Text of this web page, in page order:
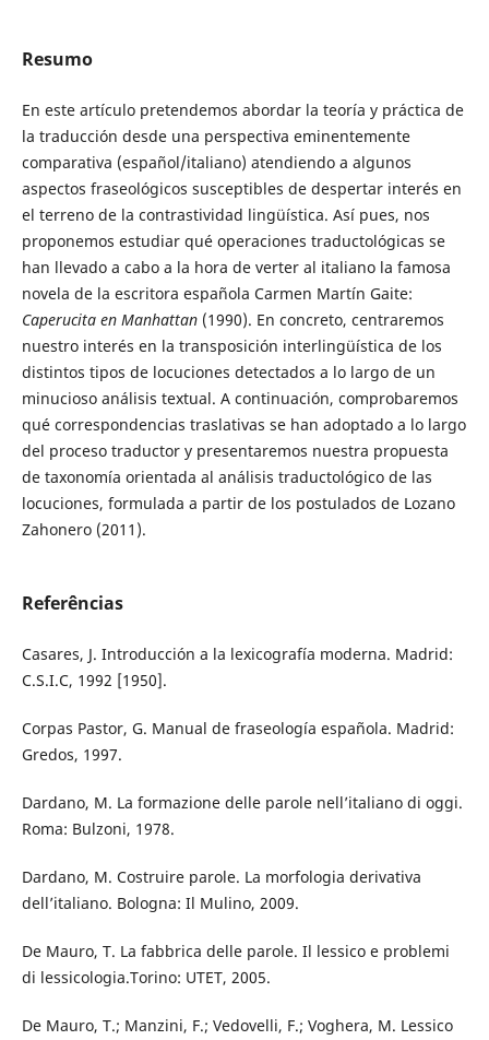
Resumo
En este artículo pretendemos abordar la teoría y práctica de
la traducción desde una perspectiva eminentemente
comparativa (español/italiano) atendiendo a algunos
aspectos fraseológicos susceptibles de despertar interés en
el terreno de la contrastividad lingüística. Así pues, nos
proponemos estudiar qué operaciones traductológicas se
han llevado a cabo a la hora de verter al italiano la famosa
novela de la escritora española Carmen Martín Gaite:
Caperucita en Manhattan (1990). En concreto, centraremos
nuestro interés en la transposición interlingüística de los
distintos tipos de locuciones detectados a lo largo de un
minucioso análisis textual. A continuación, comprobaremos
qué correspondencias traslativas se han adoptado a lo largo
del proceso traductor y presentaremos nuestra propuesta
de taxonomía orientada al análisis traductológico de las
locuciones, formulada a partir de los postulados de Lozano
Zahonero (2011).
Referências
Casares, J. Introducción a la lexicografía moderna. Madrid:
C.S.I.C, 1992 [1950].
Corpas Pastor, G. Manual de fraseología española. Madrid:
Gredos, 1997.
Dardano, M. La formazione delle parole nell’italiano di oggi.
Roma: Bulzoni, 1978.
Dardano, M. Costruire parole. La morfologia derivativa
dell’italiano. Bologna: Il Mulino, 2009.
De Mauro, T. La fabbrica delle parole. Il lessico e problemi
di lessicologia.Torino: UTET, 2005.
De Mauro, T.; Manzini, F.; Vedovelli, F.; Voghera, M. Lessico